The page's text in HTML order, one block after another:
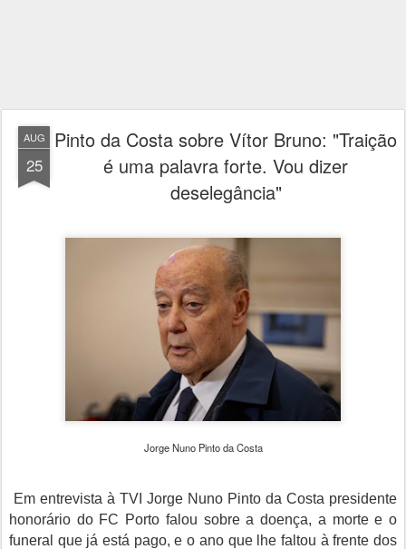
AUG
25
Pinto da Costa sobre Vítor Bruno: "Traição
é uma palavra forte. Vou dizer
deselegância"
Jorge Nuno Pinto da Costa
Em entrevista à TVI Jorge Nuno Pinto da Costa presidente
honorário do FC Porto falou sobre a doença, a morte e o
funeral que já está pago, e o ano que lhe faltou à frente dos